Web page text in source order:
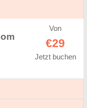
Von
€29
Jetzt buchen